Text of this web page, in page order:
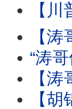
【川普
【涛哥
“涛哥侃彼
【涛哥直
【胡锦涛